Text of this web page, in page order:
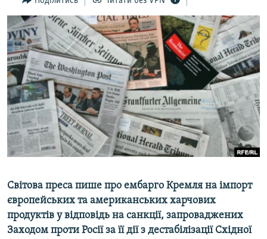
пошуку
ІНТЕРВ'Ю
ВСЕ ЗА ДЕНЬ
СПЕЦПРОЕКТИ
ДЕПОРТАЦІЯ
ВІДЕОУРОКИ «ELIFBE»
СВІДЧЕННЯ ОКУПАЦІЇ
УКРАЇНСЬКА ПРОБЛЕМА КРИМУ
ЯК ОБІЙТИ БЛОКУВАННЯ
Русский
Qırımtatar
Усі сайти RFE/RL
Світова преса пише про ембарго Кремля на імпорт
європейських та американських харчових
продуктів у відповідь на санкції, запроваджених
Заходом проти Росії за її дії з дестабілізації Східної